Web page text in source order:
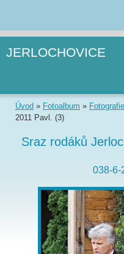
JERLOCHOVICE
Úvod » Fotoalbum » Fotografie
2011 Pavl. (3)
Sraz rodáků
038-6-